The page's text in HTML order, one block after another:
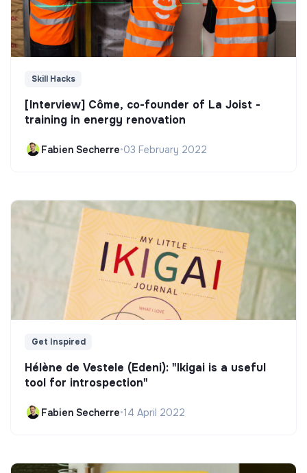
Skill Hacks
[Interview] Côme, co-founder of La Joist -
training in energy renovation
Fabien Secherre•03 February 2022
Get Inspired
Hélène de Vestele (Edeni): "Ikigai is a useful
tool for introspection"
Fabien Secherre•14 April 2022